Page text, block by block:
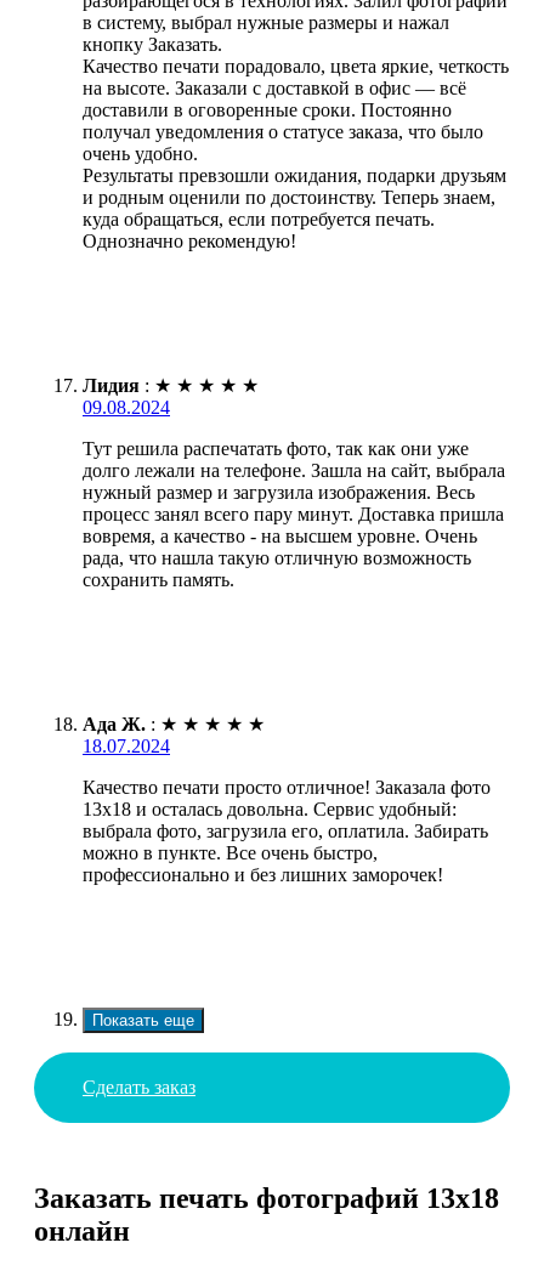
в систему, выбрал нужные размеры и нажал
кнопку Заказать.
Качество печати порадовало, цвета яркие, четкость
на высоте. Заказали с доставкой в офис — всё
доставили в оговоренные сроки. Постоянно
получал уведомления о статусе заказа, что было
очень удобно.
Результаты превзошли ожидания, подарки друзьям
и родным оценили по достоинству. Теперь знаем,
куда обращаться, если потребуется печать.
Однозначно рекомендую!
Лидия : ★ ★ ★ ★ ★
09.08.2024
Тут решила распечатать фото, так как они уже
долго лежали на телефоне. Зашла на сайт, выбрала
нужный размер и загрузила изображения. Весь
процесс занял всего пару минут. Доставка пришла
вовремя, а качество - на высшем уровне. Очень
рада, что нашла такую отличную возможность
сохранить память.
Ада Ж. : ★ ★ ★ ★ ★
18.07.2024
Качество печати просто отличное! Заказала фото
13х18 и осталась довольна. Сервис удобный:
выбрала фото, загрузила его, оплатила. Забирать
можно в пункте. Все очень быстро,
профессионально и без лишних заморочек!
Показать еще
Сделать заказ
Заказать печать фотографий 13х18
онлайн